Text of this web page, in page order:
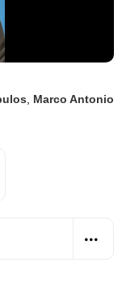
Marco Antonio